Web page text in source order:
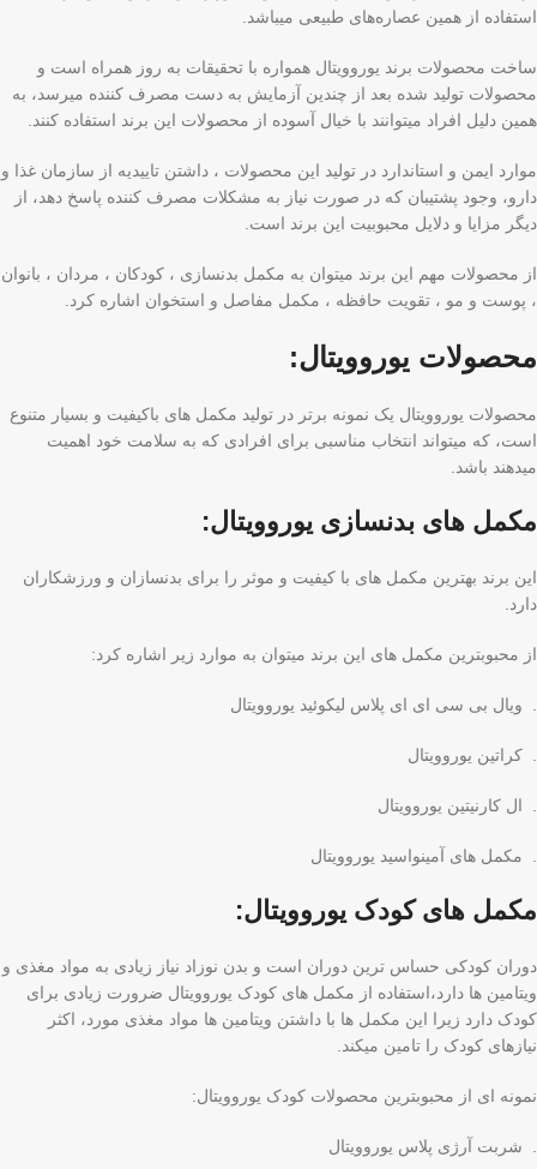
استفاده از همین عصاره‌های طبیعی میباشد.
ساخت محصولات برند یوروویتال همواره با تحقیقات به روز همراه است و
محصولات تولید شده بعد از چندین آزمایش به دست مصرف کننده میرسد، به
همین دلیل افراد میتوانند با خیال آسوده از محصولات این برند استفاده کنند.
موارد ایمن و استاندارد در تولید این محصولات ، داشتن تاییدیه از سازمان غذا و
دارو، وجود پشتیبان که در صورت نیاز به مشکلات مصرف کننده پاسخ دهد، از
دیگر مزایا و دلایل محبوبیت این برند است.
از محصولات مهم این برند میتوان به مکمل بدنسازی ، کودکان ، مردان ، بانوان
، پوست و مو ، تقویت حافظه ، مکمل مفاصل و استخوان اشاره کرد.
محصولات یوروویتال:
محصولات یوروویتال یک نمونه برتر در تولید مکمل های باکیفیت و بسیار متنوع
است، که میتواند انتخاب مناسبی برای افرادی که به سلامت خود اهمیت
میدهند باشد.
مکمل های بدنسازی یوروویتال:
این برند بهترین مکمل های با کیفیت و موثر را برای بدنسازان و ورزشکاران
دارد.
از محبوبترین مکمل های این برند میتوان به موارد زیر اشاره کرد:
. ویال بی سی ای ای پلاس لیکوئید یوروویتال
. کراتین یوروویتال
. ال کارنیتین یوروویتال
. مکمل های آمینواسید یوروویتال
مکمل های کودک یوروویتال:
دوران کودکی حساس ترین دوران است و بدن نوزاد نیاز زیادی به مواد مغذی و
ویتامین ها دارد،استفاده از مکمل های کودک یوروویتال ضرورت زیادی برای
کودک دارد زیرا این مکمل ها با داشتن ویتامین ها مواد مغذی مورد، اکثر
نیازهای کودک را تامین میکند.
نمونه ای از محبوبترین محصولات کودک یوروویتال:
. شربت آرژی پلاس یوروویتال